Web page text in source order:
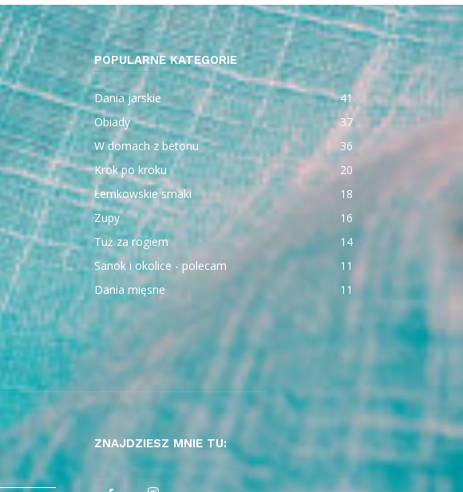
POPULARNE KATEGORIE
Dania jarskie
41
Obiady
37
W domach z betonu
36
Krok po kroku
20
Łemkowskie smaki
18
Zupy
16
Tuż za rogiem
14
Sanok i okolice - polecam
11
Dania mięsne
11
ZNAJDZIESZ MNIE TU: